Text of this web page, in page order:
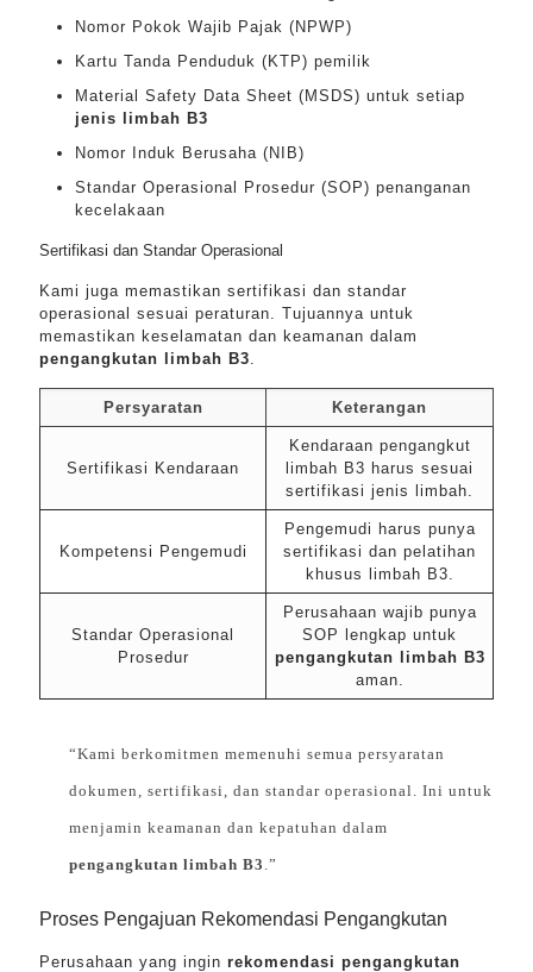
Nomor Pokok Wajib Pajak (NPWP)
Kartu Tanda Penduduk (KTP) pemilik
Material Safety Data Sheet (MSDS) untuk setiap
jenis limbah B3
Nomor Induk Berusaha (NIB)
Standar Operasional Prosedur (SOP) penanganan
kecelakaan
Sertifikasi dan Standar Operasional
Kami juga memastikan sertifikasi dan standar
operasional sesuai peraturan. Tujuannya untuk
memastikan keselamatan dan keamanan dalam
pengangkutan limbah B3.
Persyaratan Keterangan
Sertifikasi Kendaraan
Kendaraan pengangkut
limbah B3 harus sesuai
sertifikasi jenis limbah.
Kompetensi Pengemudi
Pengemudi harus punya
sertifikasi dan pelatihan
khusus limbah B3.
Standar Operasional
Prosedur
Perusahaan wajib punya
SOP lengkap untuk
pengangkutan limbah B3
aman.
“Kami berkomitmen memenuhi semua persyaratan
dokumen, sertifikasi, dan standar operasional. Ini untuk
menjamin keamanan dan kepatuhan dalam
pengangkutan limbah B3 .”
Proses Pengajuan Rekomendasi Pengangkutan
Perusahaan yang ingin rekomendasi pengangkutan